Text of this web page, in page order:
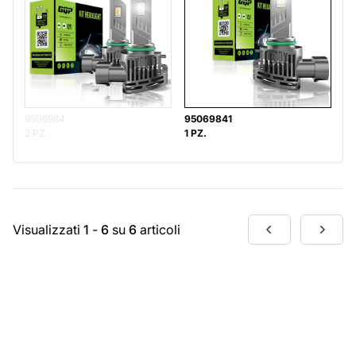
9506984
2 PZ.
95069841
1 PZ.
Visualizzati 1 - 6 su 6 articoli